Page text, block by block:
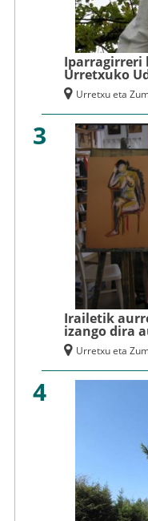
Iparragirreri
Urretxuko
Urretxu eta
3
Irailetik
izango dira
Urretxu eta
4